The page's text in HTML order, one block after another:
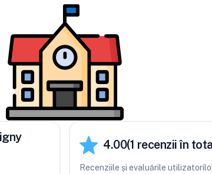
4.00(1 recenzii în
Recenziile și evaluările